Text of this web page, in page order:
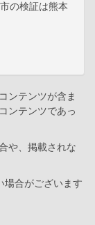
の検証は熊本
ンテンツが含ま
ンテンツであっ
や、掲載されな
合がございます